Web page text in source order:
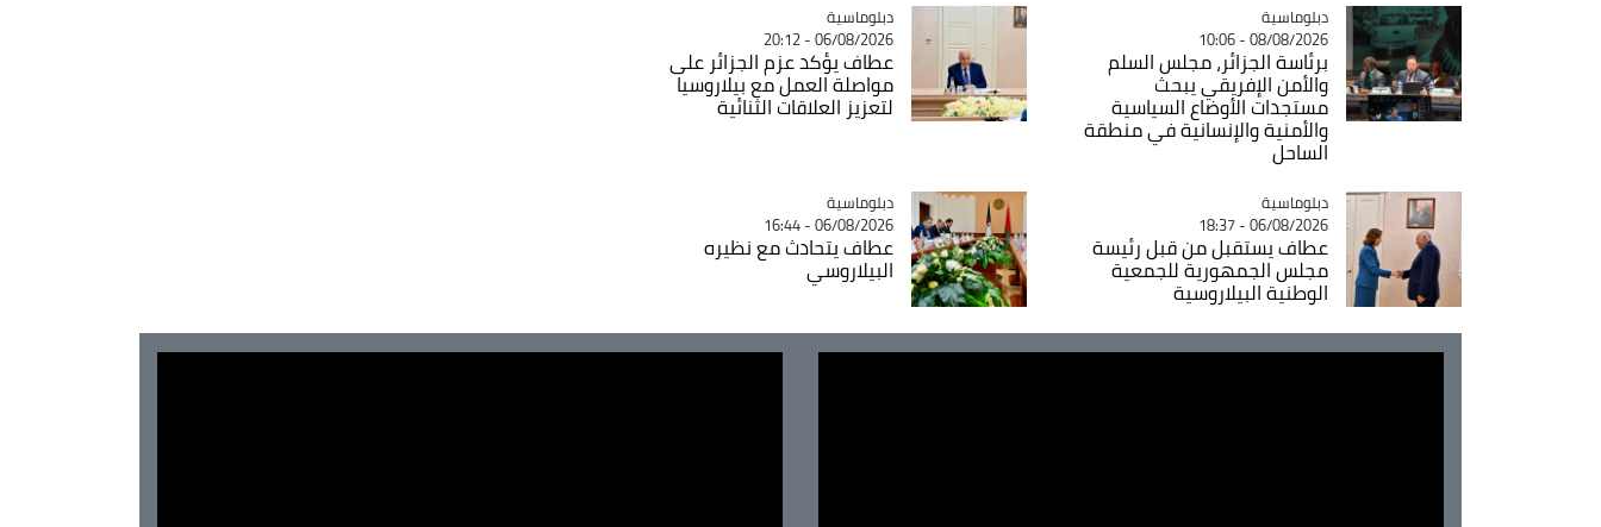
Catégorie
دبلوماسية
08/08/2026 - 10:06
برئاسة الجزائر، مجلس السلم
والأمن الإفريقي يبحث
مستجدات الأوضاع السياسية
والأمنية والإنسانية في منطقة
الساحل
Catégorie
دبلوماسية
06/08/2026 - 20:12
عطاف يؤكد عزم الجزائر على
مواصلة العمل مع بيلاروسيا
لتعزيز العلاقات الثنائية
Catégorie
دبلوماسية
06/08/2026 - 18:37
عطاف يستقبل من قبل رئيسة
مجلس الجمهورية للجمعية
الوطنية البيلاروسية
Catégorie
دبلوماسية
06/08/2026 - 16:44
عطاف يتحادث مع نظيره
البيلاروسي